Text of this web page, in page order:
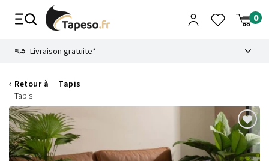
Livraison gratuite*
Retour à
Tapis
Tapis